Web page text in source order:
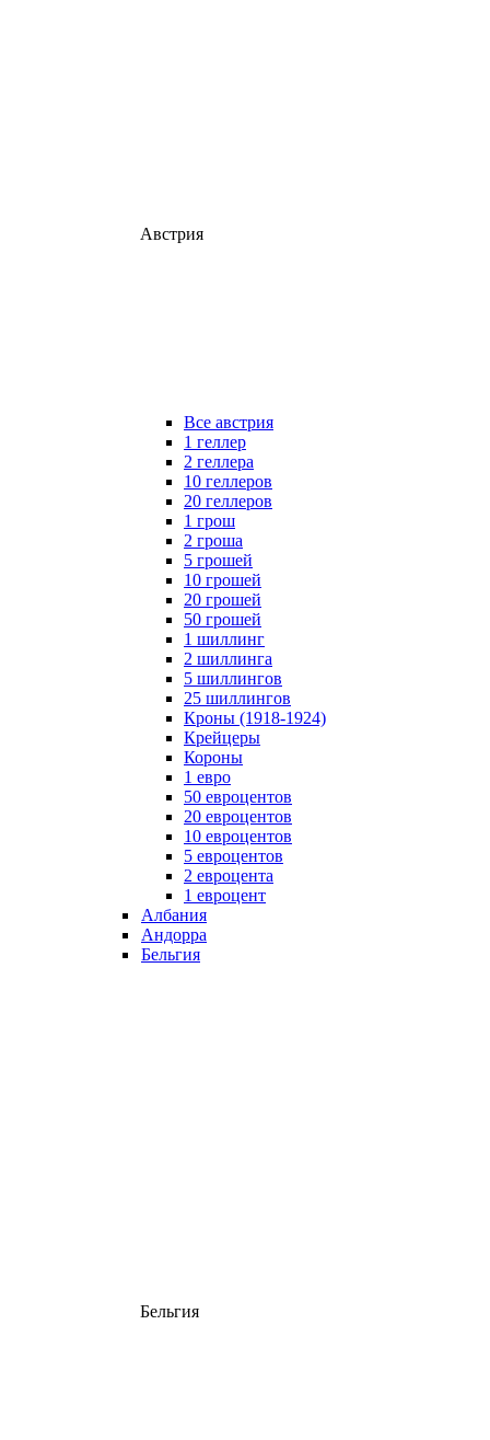
Австрия
Все австрия
1 геллер
2 геллера
10 геллеров
20 геллеров
1 грош
2 гроша
5 грошей
10 грошей
20 грошей
50 грошей
1 шиллинг
2 шиллинга
5 шиллингов
25 шиллингов
Кроны (1918-1924)
Крейцеры
Короны
1 евро
50 евроцентов
20 евроцентов
10 евроцентов
5 евроцентов
2 евроцента
1 евроцент
Албания
Андорра
Бельгия
Бельгия